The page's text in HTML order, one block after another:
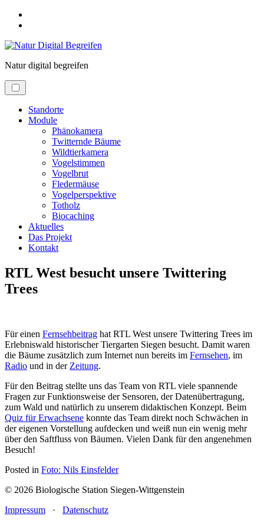
menu
main
Naturdigital begreifen
Standorte
Module
Phänokamera
Twitternde Bäume
Wildtierkamera
Vogelstimmen
Vogelbrut
Fledermäuse
Vogelperspektive
Totholz
Biocaching
Aktuelles
Das Projekt
Kontakt
RTL West besucht unsere Twittering
Trees
Für einen Fernsehbeitrag hat RTL West unsere Twittering Trees im
Erlebniswald historischer Tiergarten Siegen besucht. Damit waren
die Bäume zusätzlich zum Internet nun bereits im Fernsehen, im
Radio und in der Zeitung.
Für den Beitrag stellte uns das Team von RTL viele spannende
Fragen zur Funktionsweise der Sensoren, der Datenübertragung,
zum Wald und natürlich zu unserem didaktischen Konzept. Beim
Quiz für Erwachsene konnte das Team direkt noch Schwächen in
der eigenen Vorstellung aufdecken und weiß nun ein wenig mehr
über den Saftfluss von Bäumen. Vielen Dank für den angenehmen
Besuch!
Posted in Foto: Nils Einsfelder
© 2026 Biologische Station Siegen-Wittgenstein
Impressum · Datenschutz